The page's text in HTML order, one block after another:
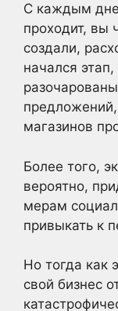
С каждым
проходит, вы
создали,
начался
магазинов
Более того,
вероятно,
мерам
привыкать к
Но тогда как
свой бизнес